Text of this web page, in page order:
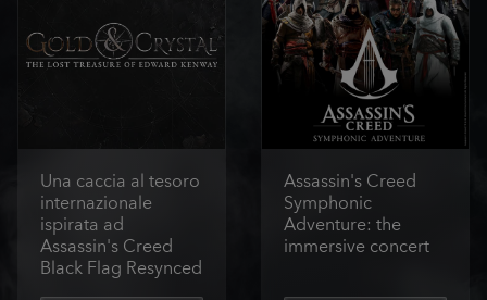
Una caccia al tesoro
internazionale
ispirata ad
Assassin's Creed
Black Flag Resynced
Assassin's Creed
Symphonic
Adventure: the
immersive concert